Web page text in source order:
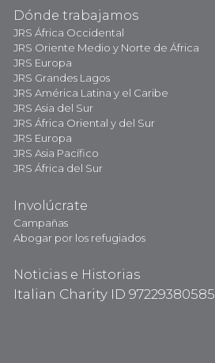
Dónde trabajamos
JRS África Occidental
JRS Oriente Medio y Norte de África
JRS Europa
JRS Grandes Lagos
JRS América Latina y el Caribe
JRS Asia del Sur
JRS África Oriental y del Sur
JRS Europa
JRS Asia Pacífico
JRS África del Sur
Involúcrate
Campañas
Abogar por los refugiados
Noticias e Historias
Italian Charity ID 97229380585